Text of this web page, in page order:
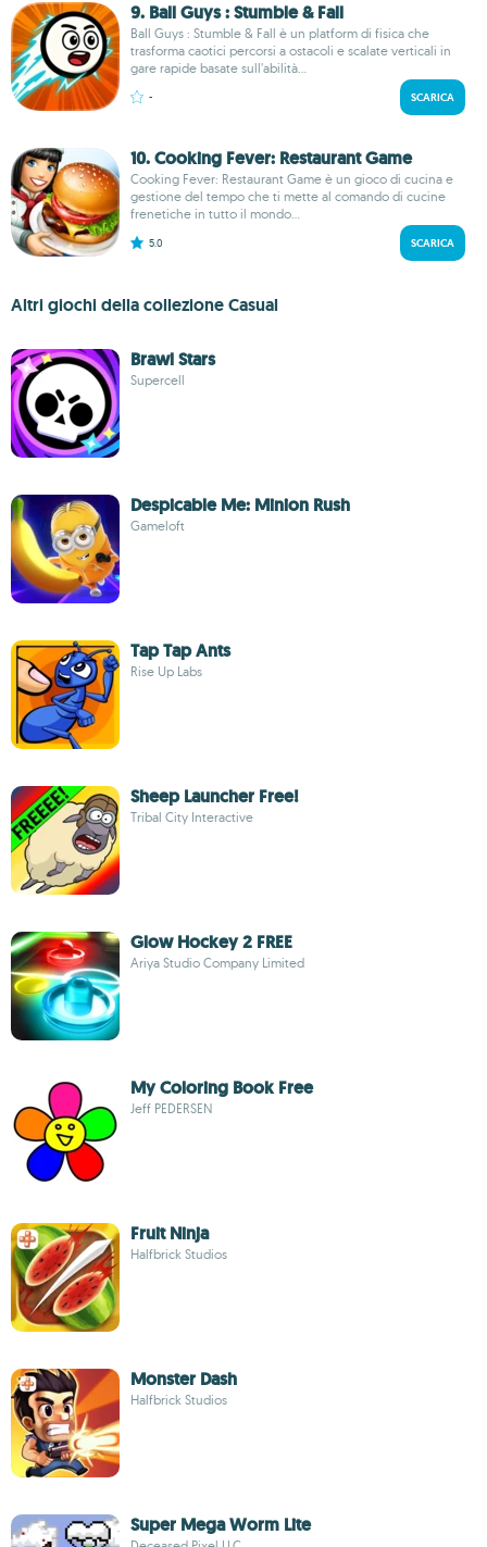
9. Ball Guys : Stumble & Fall
Ball Guys : Stumble & Fall è un platform di fisica che
trasforma caotici percorsi a ostacoli e scalate verticali in
gare rapide basate sull’abilità...
- SCARICA
10. Cooking Fever: Restaurant Game
Cooking Fever: Restaurant Game è un gioco di cucina e
gestione del tempo che ti mette al comando di cucine
frenetiche in tutto il mondo...
5.0 SCARICA
Altri giochi della collezione Casual
Brawl Stars
Supercell
Despicable Me: Minion Rush
Gameloft
Tap Tap Ants
Rise Up Labs
Sheep Launcher Free!
Tribal City Interactive
Glow Hockey 2 FREE
Ariya Studio Company Limited
My Coloring Book Free
Jeff PEDERSEN
Fruit Ninja
Halfbrick Studios
Monster Dash
Halfbrick Studios
Super Mega Worm Lite